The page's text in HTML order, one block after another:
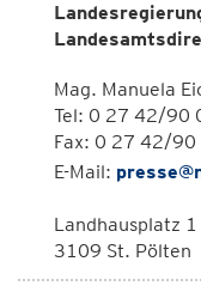
Mag. Manuela
Tel: 0 27 42/90
Fax: 0 27 42/
E-Mail:
Landhausplatz 1
3109 St. Pölten